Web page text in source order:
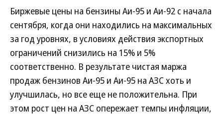
Биржевые цены на бензины Аи-95 и Аи-92 с начала
сентября, когда они находились на максимальных
за год уровнях, в условиях действия экспортных
ограничений снизились на 15% и 5%
соответственно. В результате чистая маржа
продаж бензинов Аи-95 и Аи-95 на АЗС хоть и
улучшилась, но все еще не положительна. При
этом рост цен на АЗС опережает темпы инфляции,